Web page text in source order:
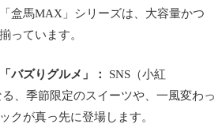
盒馬MAX」シリーズは、大容量かつ
っています。
バズりグルメ」：
SNS（小紅
、季節限定のスイーツや、一風変わっ
クが真っ先に登場します。